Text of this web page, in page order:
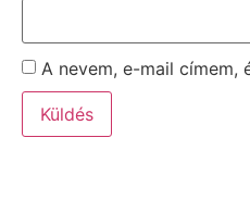
A nevem, e-mail címem,